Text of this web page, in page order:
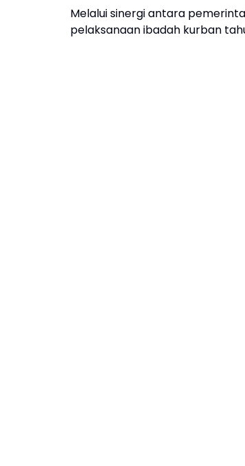
Melalui sinergi antara
pelaksanaan ibadah kurban